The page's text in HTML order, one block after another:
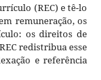
(REC) e tê-lo
remuneração, os
os direitos de
redistribua esse
e referência